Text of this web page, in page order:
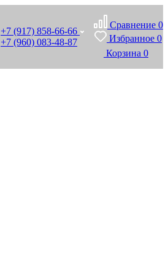
+7 (917) 858-66-66
+7 (960) 083-48-87
Сравнение 0
Избранное 0
Корзина 0